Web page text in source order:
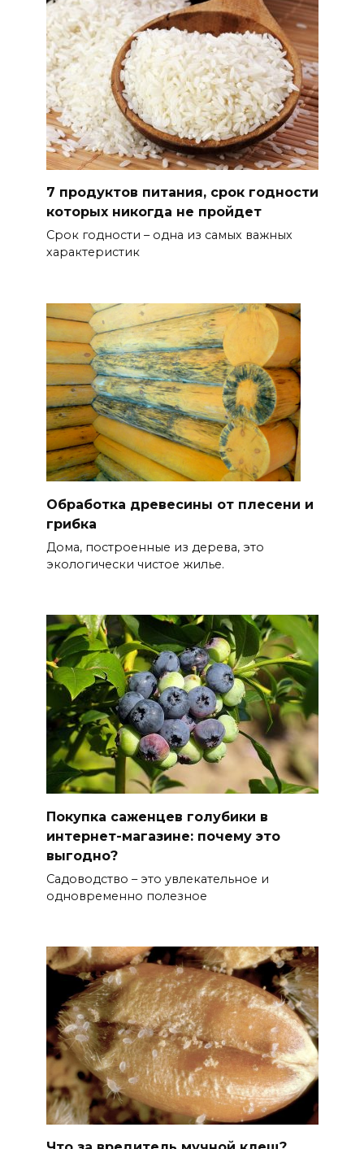
7 продуктов питания, срок годности
которых никогда не пройдет
Срок годности – одна из самых важных
характеристик
Обработка древесины от плесени и
грибка
Дома, построенные из дерева, это
экологически чистое жилье.
Покупка саженцев голубики в
интернет-магазине: почему это
выгодно?
Садоводство – это увлекательное и
одновременно полезное